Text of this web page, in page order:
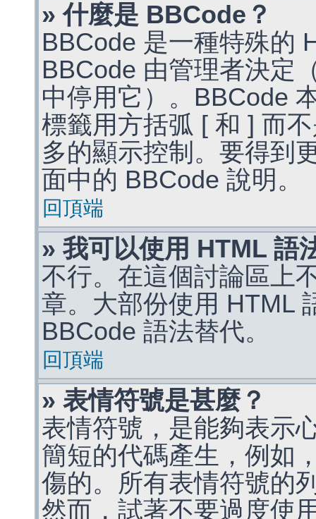
» 什麼是 BBCode？
BBCode 是一種特殊的
BBCode 由管理者決定
中停用它）。BBCode
標籤用方括弧 [ 和 ] 而
多的顯示控制。要得到
面中的 BBCode 說明。
回頂端
» 我可以使用 HTML 語
不行。在這個討論區上
章。大部份使用 HTML
BBCode 語法替代。
回頂端
» 表情符號是甚麼？
表情符號，是能夠表示
簡短的代碼產生，例如
傷的。所有表情符號的
然而，試著不要過度使